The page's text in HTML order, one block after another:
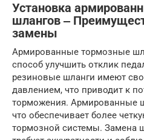
Установка
шлангов ‒
замены
Армированные тормозные
способ улучшить отклик
резиновые шланги имеют
давлением, что приводит к
торможения. Армированные
что обеспечивает более
тормозной системы. Замена